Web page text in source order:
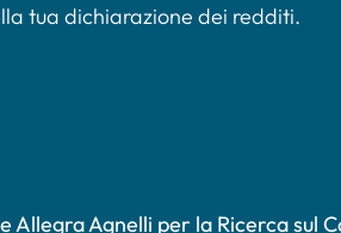
tua dichiarazione dei redditi.
Allegra Agnelli per la Ricerca sul